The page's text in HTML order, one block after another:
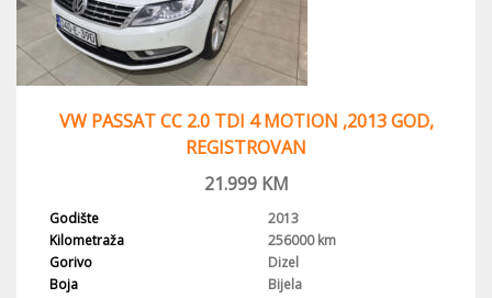
VW PASSAT CC 2.0 TDI 4 MOTION ,2013 GOD,
REGISTROVAN
21.999KM
Godište
2013
Kilometraža
256000 km
Gorivo
Dizel
Boja
Bijela